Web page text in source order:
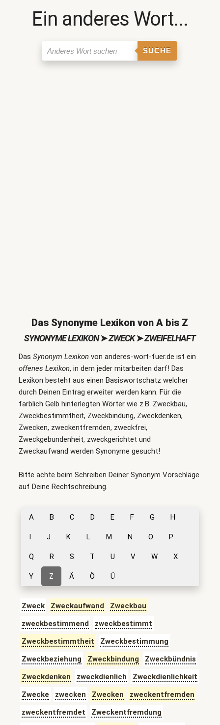
Ein anderes Wort...
SUCHE
Das Synonyme Lexikon von A bis Z
SYNONYME LEXIKON➤ZWECK➤ZWEIFELHAFT
Das Synonym Lexikonvon anderes-wort-fuer.de ist ein
offenes Lexikon, in dem jeder mitarbeiten darf! Das
Lexikon besteht aus einen Basiswortschatz welcher
durch Deinen Eintrag erweiter werden kann. Für die
farblich Gelb hinterlegten Wörter wie z.B. Zweckbau,
Zweckbestimmtheit, Zweckbindung, Zweckdenken,
Zwecken, zweckentfremden, zweckfrei,
Zweckgebundenheit, zweckgerichtet und
Zweckaufwand werden Synonyme gesucht!
Bitte achte beim Schreiben Deiner Synonym Vorschläge
auf Deine Rechtschreibung.
A B C D E F G H
I J K L M N O P
Q R S T U V W X
Y Z Ä Ö Ü
Zweck Zweckaufwand
Zweckbau
zweckbestimmend
zweckbestimmt
Zweckbestimmtheit
Zweckbestimmung
Zweckbeziehung
Zweckbindung
Zweckbündnis
Zweckdenken
zweckdienlich
Zweckdienlichkeit
Zwecke
zwecken Zwecken
zweckentfremden
zweckentfremdet
Zweckentfremdung